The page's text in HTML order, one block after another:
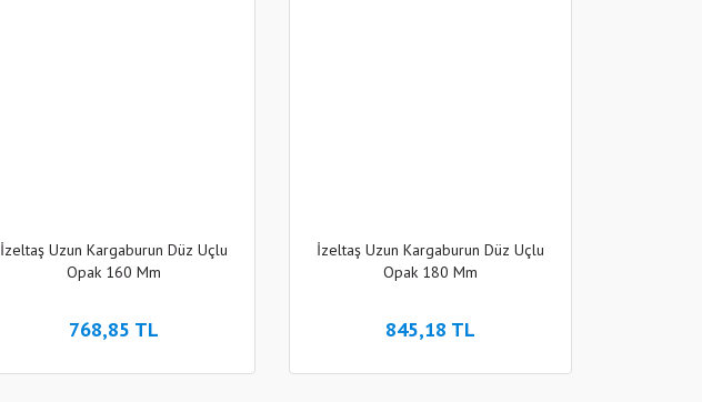
İzeltaş Uzun Kargaburun Düz Uçlu
Opak 160 Mm
768,85 TL
İzeltaş Uzun Kargaburun Düz Uçlu
Opak 180 Mm
845,18 TL